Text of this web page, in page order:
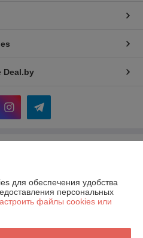
Deal.by
пом.2Н
для обеспечения удобства
персональных
файлы cookies или